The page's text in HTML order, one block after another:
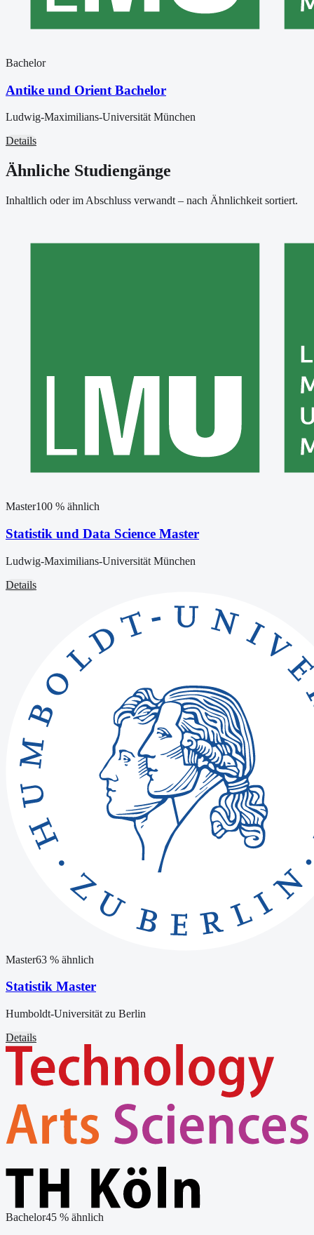
Bachelor
Antike und Orient Bachelor
Ludwig-Maximilians-Universität München
Details
Ähnliche Studiengänge
Inhaltlich oder im Abschluss verwandt – nach Ähnlichkeit sortiert.
Master100 % ähnlich
Statistik und Data Science Master
Ludwig-Maximilians-Universität München
Details
Master63 % ähnlich
Statistik Master
Humboldt-Universität zu Berlin
Details
Bachelor45 % ähnlich